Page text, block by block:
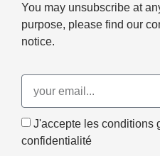
You may unsubscribe at
purpose, please find our
notice.
J'accepte les conditions
confidentialité